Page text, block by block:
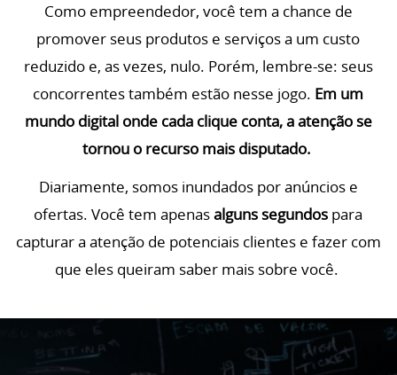
Como empreendedor, você tem a chance de
promover seus produtos e serviços a um custo
reduzido e, as vezes, nulo. Porém, lembre-se: seus
concorrentes também estão nesse jogo. Em um
mundo digital onde cada clique conta, a atenção se
tornou o recurso mais disputado.
Diariamente, somos inundados por anúncios e
ofertas. Você tem apenasalguns segundos para
capturar a atenção de potenciais clientes e fazer com
que eles queiram saber mais sobre você.